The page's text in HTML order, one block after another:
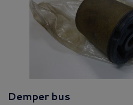
Demper bus